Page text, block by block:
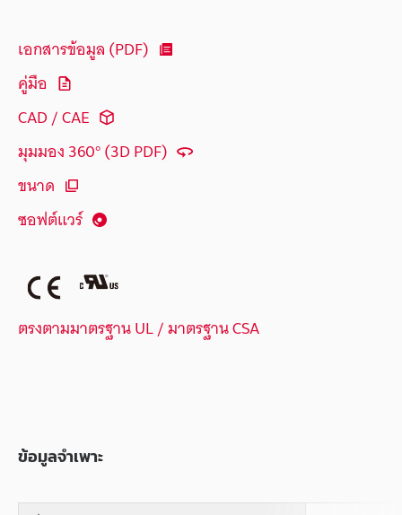
เอกสารข้อมูล (PDF)
คู่มือ
CAD / CAE
มุมมอง 360° (3D PDF)
ขนาด
ซอฟต์แวร์
ตรงตามมาตรฐาน UL / มาตรฐาน CSA
ข้อมูลจำเพาะ